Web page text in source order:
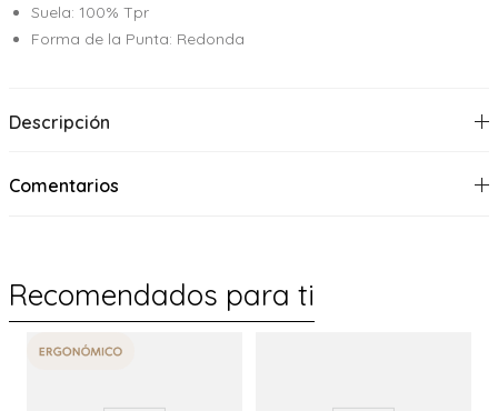
Suela: 100% Tpr
Forma de la Punta: Redonda
Descripción
Comentarios
Recomendados para ti